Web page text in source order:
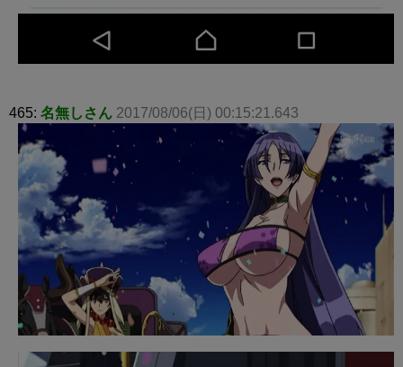
465: 名無しさん 2017/08/06(日) 00:15:21.643